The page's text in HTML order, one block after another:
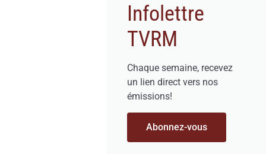
Infolettre
TVRM
Chaque semaine, recevez
un lien direct vers nos
émissions!
Abonnez-vous